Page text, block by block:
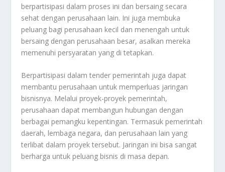
berpartisipasi dalam proses ini dan bersaing secara
sehat dengan perusahaan lain. Ini juga membuka
peluang bagi perusahaan kecil dan menengah untuk
bersaing dengan perusahaan besar, asalkan mereka
memenuhi persyaratan yang di tetapkan.
Berpartisipasi dalam tender pemerintah juga dapat
membantu perusahaan untuk memperluas jaringan
bisnisnya. Melalui proyek-proyek pemerintah,
perusahaan dapat membangun hubungan dengan
berbagai pemangku kepentingan. Termasuk pemerintah
daerah, lembaga negara, dan perusahaan lain yang
terlibat dalam proyek tersebut. Jaringan ini bisa sangat
berharga untuk peluang bisnis di masa depan.